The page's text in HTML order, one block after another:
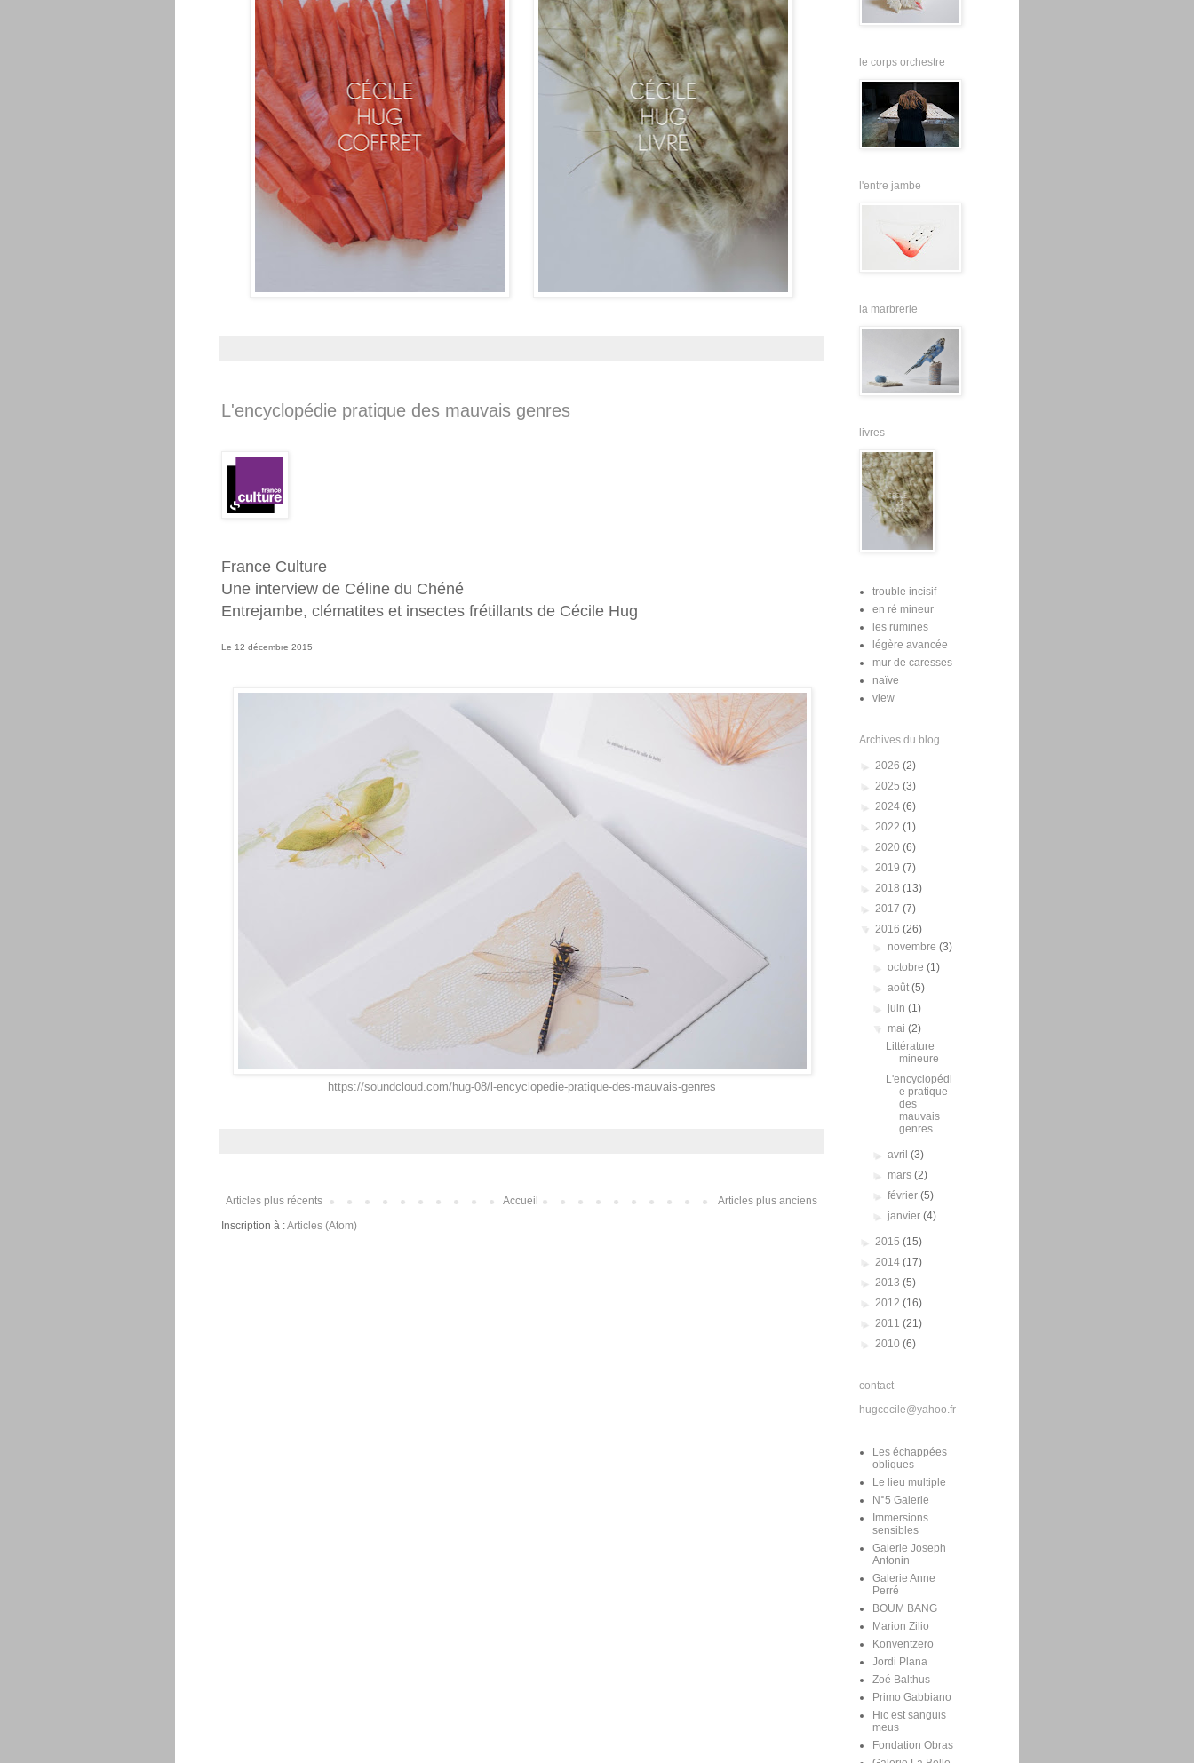
L'encyclopédie pratique des mauvais genres
France Culture
Une interview de Céline du Chéné
Entrejambe, clématites et insectes frétillants de Cécile Hug
Le 12 décembre 2015
https://soundcloud.com/hug-08/l-encyclopedie-pratique-des-mauvais-genres
Articles plus récents Articles plus anciens
Accueil
Inscription à :Articles (Atom)
le corps orchestre
l'entre jambe
la marbrerie
livres
trouble incisif
en ré mineur
les rumines
légère avancée
mur de caresses
naïve
view
Archives du blog
► 2026 (2)
► 2025 (3)
► 2024 (6)
► 2022 (1)
► 2020 (6)
► 2019 (7)
► 2018 (13)
► 2017 (7)
▼ 2016 (26)
► novembre(3)
►octobre(1)
►août(5)
►juin(1)
▼ mai(2)
Littérature
mineure
L'encyclopédi
e pratique
des
mauvais
genres
►avril(3)
► mars(2)
►février(5)
►janvier(4)
► 2015 (15)
► 2014 (17)
► 2013 (5)
► 2012 (16)
► 2011 (21)
► 2010 (6)
contact
hugcecile@yahoo.fr
Les échappées
obliques
Le lieu multiple
N°5 Galerie
Immersions
sensibles
Galerie Joseph
Antonin
Galerie Anne
Perré
BOUM BANG
Marion Zilio
Konventzero
Jordi Plana
Zoé Balthus
Primo Gabbiano
Hic est sanguis
meus
Fondation Obras